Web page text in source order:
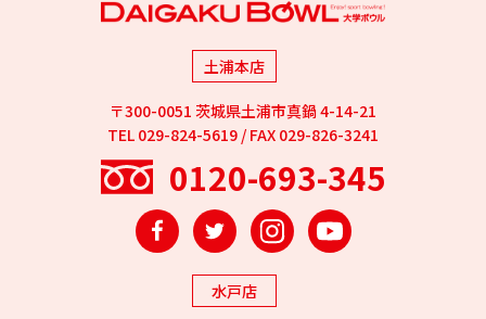
土浦本店
〒300-0051 茨城県土浦市真鍋 4-14-21
TEL 029-824-5619 / FAX 029-826-3241
0120-693-345
FacebookTwitterInstagramYouTube
水戸店